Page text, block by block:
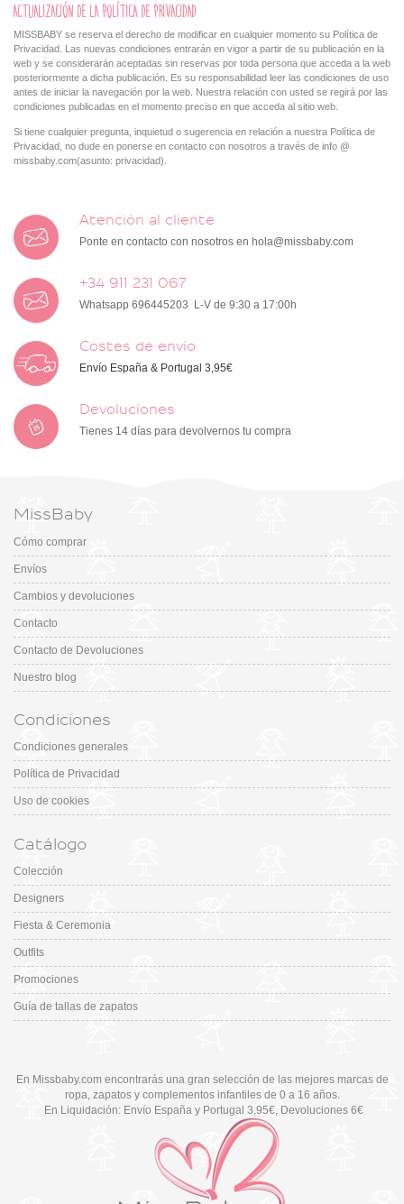
ACTUALIZACIÓN DE LA POLÍTICA DE PRIVACIDAD
MISSBABY se reserva el derecho de modificar en cualquier momento su Política de
Privacidad. Las nuevas condiciones entrarán en vigor a partir de su publicación en la
web y se considerarán aceptadas sin reservas por toda persona que acceda a la web
posteriormente a dicha publicación. Es su responsabilidad leer las condiciones de uso
antes de iniciar la navegación por la web. Nuestra relación con usted se regirá por las
condiciones publicadas en el momento preciso en que acceda al sitio web.
Si tiene cualquier pregunta, inquietud o sugerencia en relación a nuestra Política de
Privacidad, no dude en ponerse en contacto con nosotros a través de info @
missbaby.com(asunto: privacidad).
Atención al cliente
Ponte en contacto con nosotros en hola@missbaby.com
+34 911 231 067
Whatsapp 696445203 L-V de 9:30 a 17:00h
Costes de envío
Envío España & Portugal 3,95€
Devoluciones
Tienes 14 días para devolvernos tu compra
MissBaby
Cómo comprar
Envíos
Cambios y devoluciones
Contacto
Contacto de Devoluciones
Nuestro blog
Condiciones
Condiciones generales
Política de Privacidad
Uso de cookies
Catálogo
Colección
Designers
Fiesta & Ceremonia
Outfits
Promociones
Guía de tallas de zapatos
En Missbaby.com encontrarás una gran selección de las mejores marcas de
ropa, zapatos y complementos infantiles de 0 a 16 años.
En Liquidación: Envío España y Portugal 3,95€, Devoluciones 6€